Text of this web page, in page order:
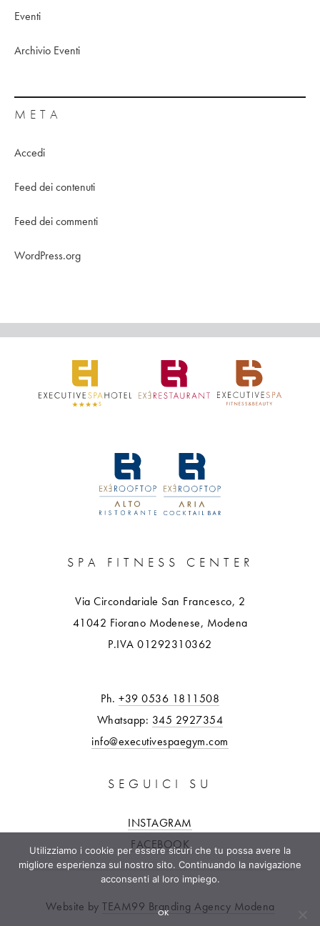
Eventi
Archivio Eventi
META
Accedi
Feed dei contenuti
Feed dei commenti
WordPress.org
SPA FITNESS CENTER
Via Circondariale San Francesco, 2
41042 Fiorano Modenese, Modena
P.IVA 01292310362
Ph. +39 0536 1811508
Whatsapp: 345 2927354
info@executivespaegym.com
SEGUICI SU
INSTAGRAM
FACEBOOK
Website by TEAM99 Branding Agency Modena
Utilizziamo i cookie per essere sicuri che tu possa avere la
migliore esperienza sul nostro sito. Continuando la navigazione
acconsenti al loro impiego.
OK